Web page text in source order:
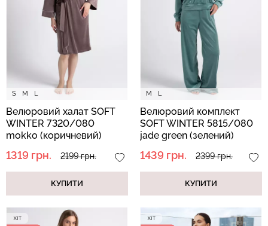
S M L
Велюровий халат SOFT
WINTER 7320/080
mokko (коричневий)
1319 грн. 2199 грн.
КУПИТИ
M L
Велюровий комплект
SOFT WINTER 5815/080
jade green (зелений)
1439 грн. 2399 грн.
КУПИТИ
Безшовні легінси з
мікрофібри LEGGINGS 02
(чорний) Giulia
789 грн.
Велосипедки з високою
талією TRACKS 01
(чорний) Giulia
549 грн.